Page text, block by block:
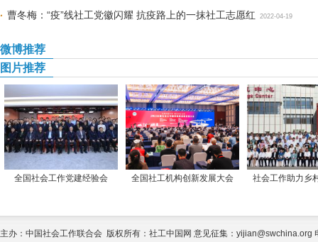
曹冬梅：“疫”线社工党徽闪耀 抗疫路上的一抹社工志愿红 2022-04-19
微博推荐
图片推荐
全国社会工作党建经验会 全国社工机构创新发展大会 社会工作助力乡
主办：中国社会工作联合会 版权所有：社工中国网 意见征集：yijian@swchina.org